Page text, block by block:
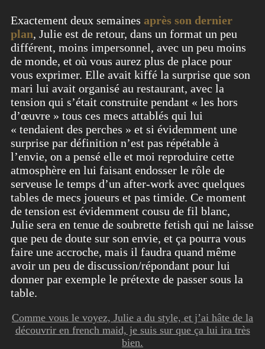
Exactement deux semaines après son dernier
plan, Julie est de retour, dans un format un peu
différent, moins impersonnel, avec un peu moins
de monde, et où vous aurez plus de place pour
vous exprimer. Elle avait kiffé la surprise que son
mari lui avait organisé au restaurant, avec la
tension qui s’était construite pendant « les hors
d’œuvre » tous ces mecs attablés qui lui
« tendaient des perches » et si évidemment une
surprise par définition n’est pas répétable à
l’envie, on a pensé elle et moi reproduire cette
atmosphère en lui faisant endosser le rôle de
serveuse le temps d’un after-work avec quelques
tables de mecs joueurs et pas timide. Ce moment
de tension est évidemment cousu de fil blanc,
Julie sera en tenue de soubrette fetish qui ne laisse
que peu de doute sur son envie, et ça pourra vous
faire une accroche, mais il faudra quand même
avoir un peu de discussion/répondant pour lui
donner par exemple le prétexte de passer sous la
table.
Comme vous le voyez, Julie a du style, et j’ai hâte de la
découvrir en french maid, je suis sur que ça lui ira très
bien.